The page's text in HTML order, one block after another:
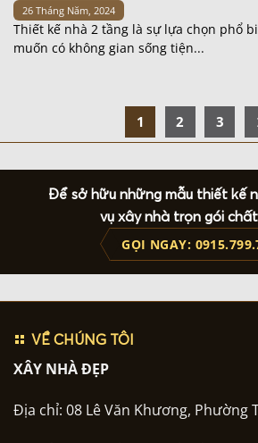
26 Tháng Năm, 2024
Thiết kế nhà 2 tầng là sự lựa chọn phổ
muốn có không gian sống tiện...
1 2 3
Để sở hữu những mẫu thiết kế
vụ xây nhà trọn gói
GỌI NGAY:
VỀ CHÚNG TÔI
XÂY NHÀ ĐẸP
Địa chỉ: 08 Lê Văn Khương, Phường